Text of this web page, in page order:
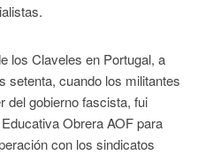
los Claveles en Portugal, a
setenta, cuando los militantes
del gobierno fascista, fui
Obrera AOF para
con los sindicatos